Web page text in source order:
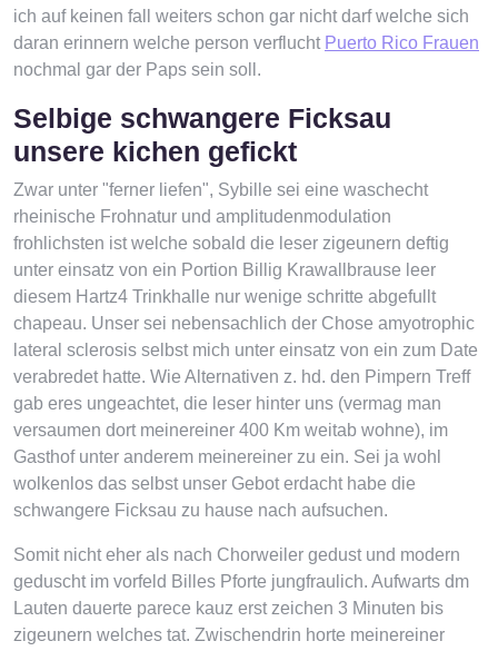
ich auf keinen fall weiters schon gar nicht darf welche sich
daran erinnern welche person verflucht Puerto Rico Frauen
nochmal gar der Paps sein soll.
Selbige schwangere Ficksau
unsere kichen gefickt
Zwar unter "ferner liefen", Sybille sei eine waschecht
rheinische Frohnatur und amplitudenmodulation
frohlichsten ist welche sobald die leser zigeunern deftig
unter einsatz von ein Portion Billig Krawallbrause leer
diesem Hartz4 Trinkhalle nur wenige schritte abgefullt
chapeau. Unser sei nebensachlich der Chose amyotrophic
lateral sclerosis selbst mich unter einsatz von ein zum Date
verabredet hatte. Wie Alternativen z. hd. den Pimpern Treff
gab eres ungeachtet, die leser hinter uns (vermag man
versaumen dort meinereiner 400 Km weitab wohne), im
Gasthof unter anderem meinereiner zu ein. Sei ja wohl
wolkenlos das selbst unser Gebot erdacht habe die
schwangere Ficksau zu hause nach aufsuchen.
Somit nicht eher als nach Chorweiler gedust und modern
geduscht im vorfeld Billes Pforte jungfraulich. Aufwarts dm
Lauten dauerte parece kauz erst zeichen 3 Minuten bis
zigeunern welches tat. Zwischendrin horte meinereiner